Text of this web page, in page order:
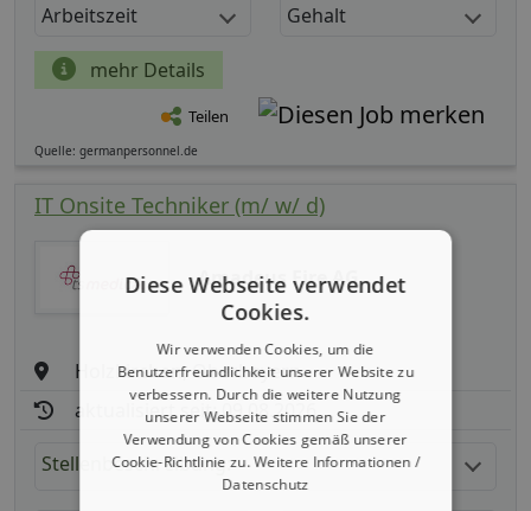
Arbeitszeit Gehalt
mehr Details
Teilen
Quelle: germanpersonnel.de
IT Onsite Techniker (m/ w/ d)
Amadeus Fire AG
Holzkirchen, Oberbayern
aktualisiert seit: 09.08.2026
Stellenbeschreibung:
Diese Webseite verwendet
Cookies.
Wir verwenden Cookies, um die
Benutzerfreundlichkeit unserer Website zu
verbessern. Durch die weitere Nutzung
unserer Webseite stimmen Sie der
Verwendung von Cookies gemäß unserer
Cookie-Richtlinie zu.Weitere Informationen /
Datenschutz